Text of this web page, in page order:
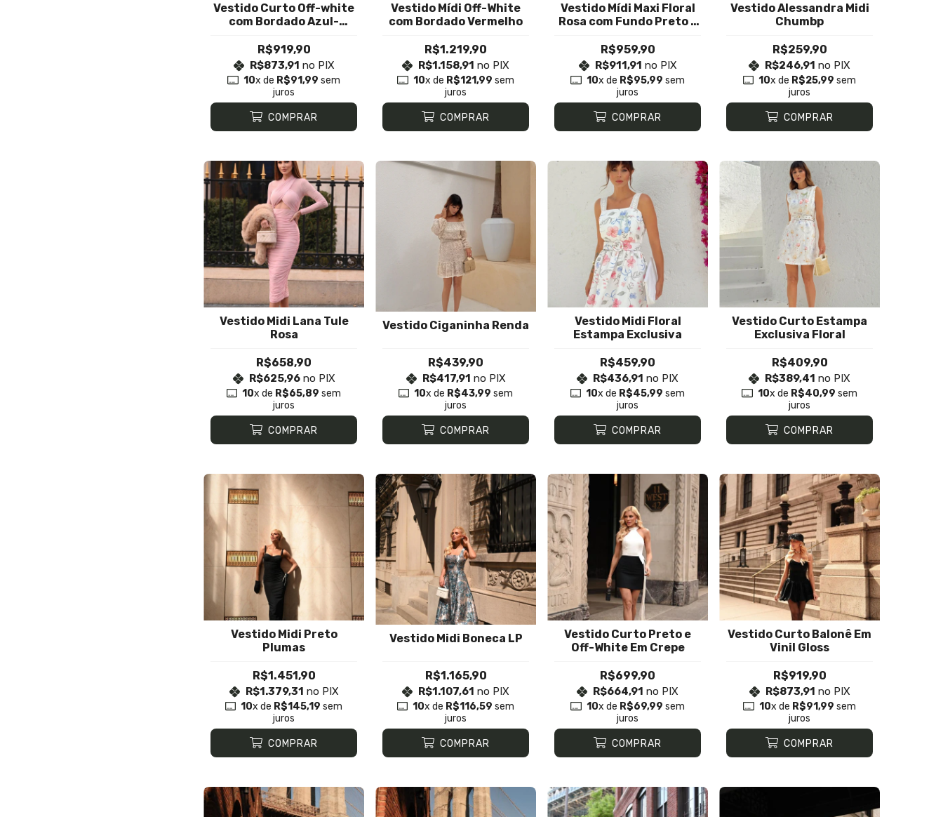
Vestido Curto Off-white
com Bordado Azul-
R$919,90
R$873,91 no PIX
10x de R$91,99 sem
juros
COMPRAR
Vestido Mídi Off-White
com Bordado Vermelho
R$1.219,90
R$1.158,91 no PIX
10x de R$121,99 sem
juros
COMPRAR
Vestido Mídi Maxi Floral
Rosa com Fundo Preto e
R$959,90
R$911,91 no PIX
10x de R$95,99 sem
juros
COMPRAR
Vestido Alessandra Midi
Chumbp
R$259,90
R$246,91 no PIX
10x de R$25,99 sem
juros
COMPRAR
Vestido Midi Lana Tule
Rosa
R$658,90
R$625,96no PIX
10x de R$65,89 sem
juros
COMPRAR
Vestido Ciganinha Renda
R$439,90
R$417,91 no PIX
10x de R$43,99 sem
juros
COMPRAR
Vestido Midi Floral
Estampa Exclusiva
R$459,90
R$436,91 no PIX
10x de R$45,99 sem
juros
COMPRAR
Vestido Curto Estampa
Exclusiva Floral
R$409,90
R$389,41 no PIX
10x de R$40,99 sem
juros
COMPRAR
Vestido Midi Preto
Plumas
R$1.451,90
R$1.379,31 no PIX
10x de R$145,19 sem
juros
COMPRAR
Vestido Midi Boneca LP
R$1.165,90
R$1.107,61 no PIX
10x de R$116,59 sem
juros
COMPRAR
Vestido Curto Preto e
Off-White Em Crepe
R$699,90
R$664,91 no PIX
10x de R$69,99 sem
juros
COMPRAR
Vestido Curto Balonê Em
Vinil Gloss
R$919,90
R$873,91 no PIX
10x de R$91,99 sem
juros
COMPRAR